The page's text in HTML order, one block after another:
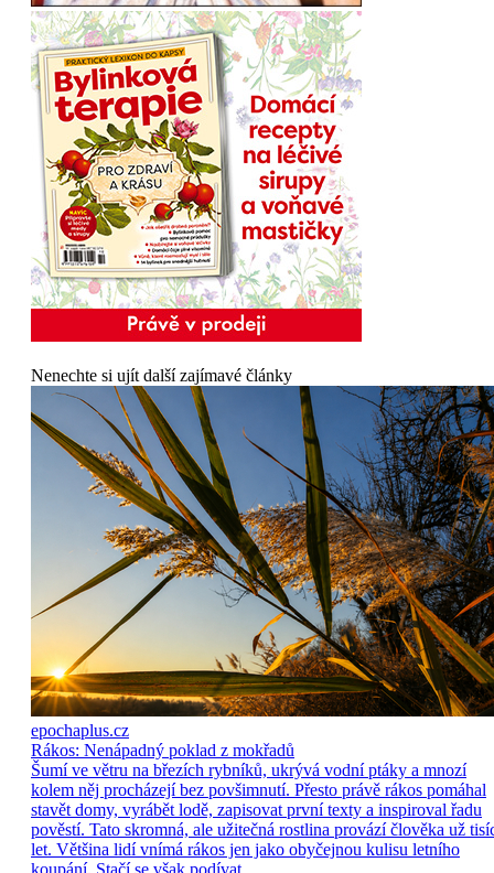
Nenechte si ujít další zajímavé články
epochaplus.cz
Rákos: Nenápadný poklad z mokřadů
Šumí ve větru na březích rybníků, ukrývá vodní ptáky a mnozí
kolem něj procházejí bez povšimnutí. Přesto právě rákos pomáhal
stavět domy, vyrábět lodě, zapisovat první texty a inspiroval řadu
pověstí. Tato skromná, ale užitečná rostlina provází člověka už
let. Většina lidí vnímá rákos jen jako obyčejnou kulisu letního
koupání. Stačí se však podívat